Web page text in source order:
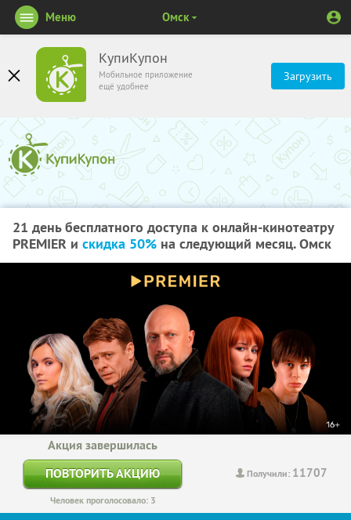
КупиКупон
Мобильное приложение
ещё удобнее
Загрузить
Меню Омск
21 день бесплатного доступа к онлайн-кинотеатру
PREMIER и скидка 50% на следующий месяц. Омск
Получили: 11707
Акция завершилась
ПОВТОРИТЬ АКЦИЮ
Человек проголосовало: 3